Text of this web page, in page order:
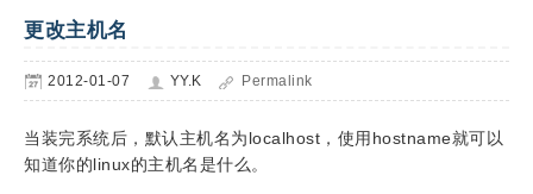
更改主机名
2012-01-07 YY.K Permalink
当装完系统后，默认主机名为localhost ，使用 hostname就可以
知道你的linux的主机名是什么 。